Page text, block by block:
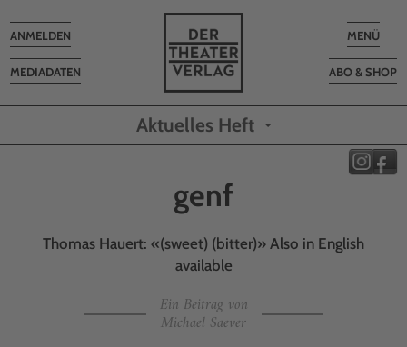
Toggle
MENÜ
ABO & SHOP
MEDIADATEN
Toggle
navigation
ANMELDEN
Aktuelles Heft
genf
Thomas Hauert: «(sweet) (bitter)» Also in English
available
Ein Beitrag von
Michael Saever